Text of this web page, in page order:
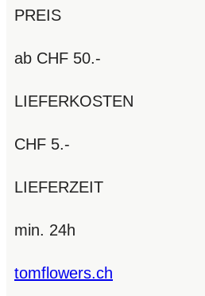
PREIS
ab CHF 50.-
LIEFERKOSTEN
CHF 5.-
LIEFERZEIT
min. 24h
tomflowers.ch